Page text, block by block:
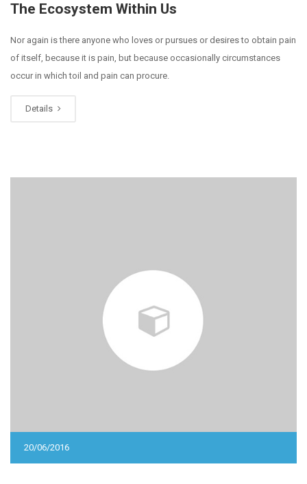
The Ecosystem Within Us
Nor again is there anyone who loves or pursues or desires to obtain pain
of itself, because it is pain, but because occasionally circumstances
occur in which toil and pain can procure.
Details
20/06/2016